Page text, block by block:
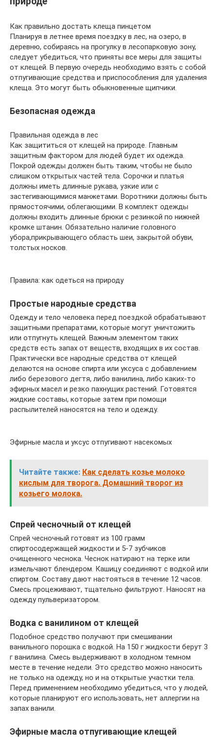
Как правильно достать клеща пинцетом
Планируя в летнее время поездку в лес, на озеро, в
деревню, собираясь на прогулку в лесопарковую зону,
следует убедиться, что приняты все меры для защиты
от клещей. В первую очередь необходимо взять с собой
отпугивающие средства и приспособления для удаления
клеща. Это могут быть обыкновенные щипчики.
Безопасная одежда
Правильная одежда в лес
Как защититься от клещей на природе. Главным
защитным фактором для людей будет их одежда.
Покрой одежды должен быть таким, чтобы не было
слишком открытых частей тела. Сорочки и платья
должны иметь длинные рукава, узкие или с
застегивающимися манжетами. Воротники должны быть
прямостоячими, облегающими. В комплект одежды
должны входить длинные брюки с резинкой по нижней
кромке штанин. Обязательно наличие головного
убора,прикрывающего область шеи, закрытой обуви,
толстых носков.
Правила: как одеться на природу
Простые народные средства
Одежду и тело человека перед поездкой обрабатывают
защитными препаратами, которые могут уничтожить
или отпугнуть клещей. Важным элементом таких
средств есть запах от веществ, входящих в их состав.
Практически все народные средства от клещей
делаются на основе спирта или уксуса с добавлением
либо березового дегтя, либо ванилина, либо каких-то
эфирных масел и резко пахнущих растений. Готовятся
жидкие составы, которые затем при помощи
распылителей наносятся на тело и одежду.
Эфирные масла и уксус отпугивают насекомых
Читайте также: Как сделать козье молоко
кислым для творога. Домашний творог из
козьего молока.
Спрей чесночный от клещей
Спрей чесночный готовят из 100 грамм
спиртосодержащей жидкости и 5-7 зубчиков
очищенного чеснока. Чеснок натирают на терке или
измельчают блендером. Кашицу соединяют с водкой или
спиртом. Составу дают настояться в течение 12 часов.
Смесь процеживают, тщательно фильтруют. Наносят на
одежду пульверизатором.
Водка с ванилином от клещей
Подобное средство получают при смешивании
ванильного порошка с водкой. На 150 г жидкости берут 3
г ванилина. Смесь выдерживают в холодном темном
месте в течение недели. Это средство можно наносить
не только на одежду, но и на открытые участки тела.
Перед применением необходимо убедиться, что у людей,
которые планируют его использовать, нет аллергии на
запах ванили.
Эфирные масла отпугивающие клещей